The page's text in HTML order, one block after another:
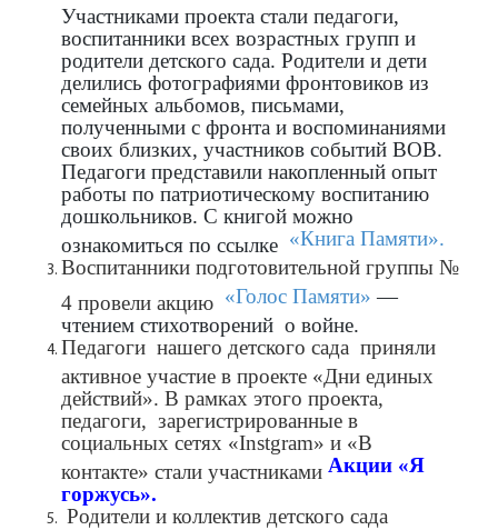
Участниками проекта стали педагоги,
воспитанники всех возрастных групп и
родители детского сада. Родители и дети
делились фотографиями фронтовиков из
семейных альбомов, письмами,
полученными с фронта и воспоминаниями
своих близких, участников событий ВОВ.
Педагоги представили накопленный опыт
работы по патриотическому воспитанию
дошкольников. С книгой можно
ознакомиться по ссылке «Книга Памяти».
Воспитанники подготовительной группы №
4 провели акцию «Голос Памяти» —
чтением стихотворений о войне.
Педагоги нашего детского сада приняли
активное участие в проекте «Дни единых
действий». В рамках этого проекта,
педагоги, зарегистрированные в
социальных сетях «Instgram» и «В
контакте» стали участниками Акции «Я
горжусь».
Родители и коллектив детского сада